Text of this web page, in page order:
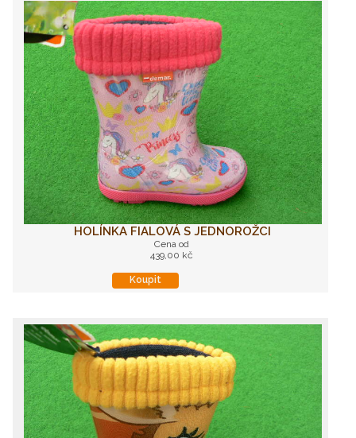
HOLÍNKA FIALOVÁ S JEDNOROŽCI
Cena od
439,00 kč
Koupit